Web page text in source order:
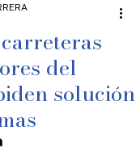
del
solución